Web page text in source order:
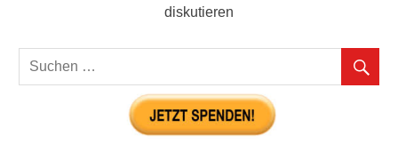
diskutieren